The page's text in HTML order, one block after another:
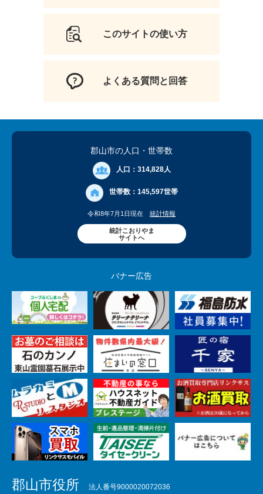
このサイトの使い方
よくある質問と回答
郡山市の人口 ・世帯数
人口： 314,828人
世帯数： 145,597世帯
令和8年7月1日現在 統計情報
統計こおりやま
サイトへ
バナー広告
郡山市役所 法人番号9000020072036